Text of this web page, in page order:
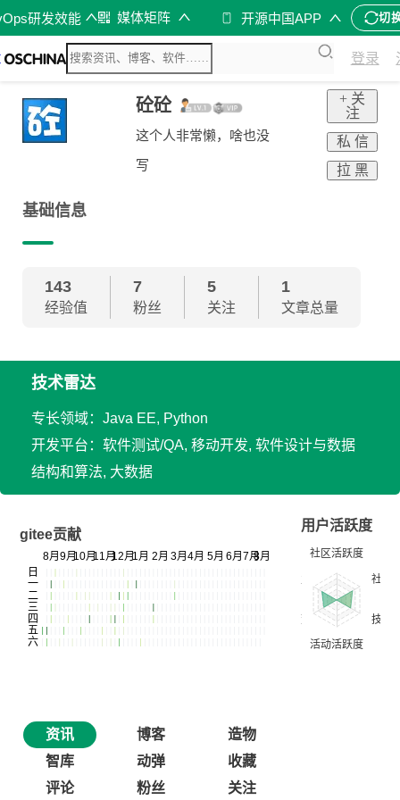
研发效能 媒体矩阵 开源中国APP 切
登录
砼砼
这个人非常懒，啥也没
写
+ 关
注
私 信
拉 黑
基础信息
143
经验值
7
粉丝
5
关注
1
文章总量
技术雷达
专长领域：Java EE, Python
开发平台：软件测试/QA, 移动开发, 软件设计与数据
结构和算法, 大数据
gitee贡献
用户活跃度
资讯 博客
造物
智库
动弹
收藏
评论
粉丝 关注